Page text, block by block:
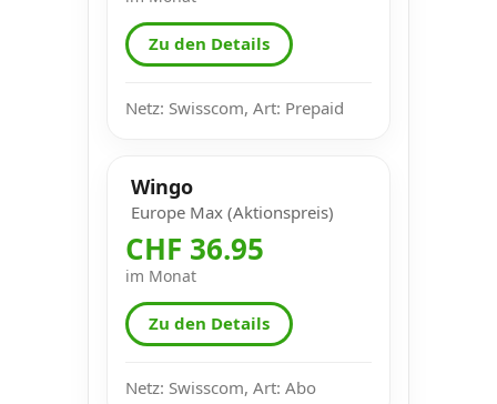
Zu den Details
Netz: Swisscom, Art: Prepaid
Wingo
Europe Max (Aktionspreis)
CHF 36.95
im Monat
Zu den Details
Netz: Swisscom, Art: Abo